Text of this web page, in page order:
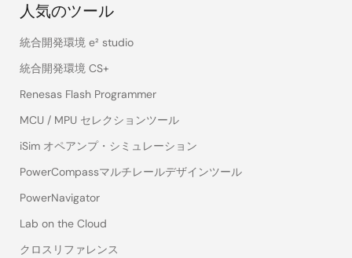
人気のツール
統合開発環境 e² studio
統合開発環境 CS+
Renesas Flash Programmer
MCU / MPU セレクションツール
iSim オペアンプ・シミュレーション
PowerCompassマルチレールデザインツール
PowerNavigator
Lab on the Cloud
クロスリファレンス